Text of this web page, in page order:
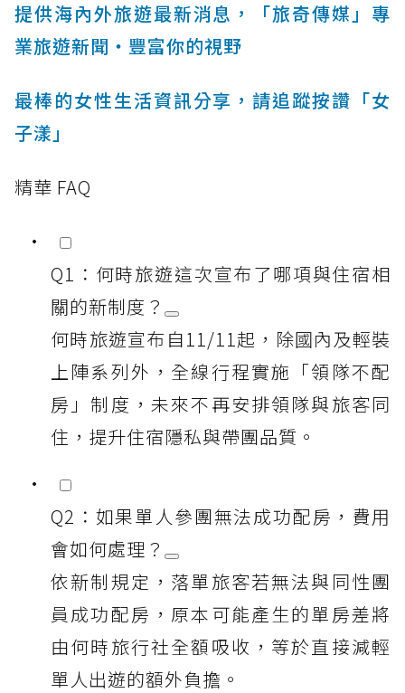
提供海內外旅遊最新消息，「旅奇傳媒」專
業旅遊新聞‧豐富你的視野
最棒的女性生活資訊分享，請追蹤按讚「女
子漾」
精華 FAQ
Q1：何時旅遊這次宣布了哪項與住宿相
關的新制度？
何時旅遊宣布自11/11起，除國內及輕裝
上陣系列外，全線行程實施「領隊不配
房」制度，未來不再安排領隊與旅客同
住，提升住宿隱私與帶團品質。
Q2：如果單人參團無法成功配房，費用
會如何處理？
依新制規定，落單旅客若無法與同性團
員成功配房，原本可能產生的單房差將
由何時旅行社全額吸收，等於直接減輕
單人出遊的額外負擔。